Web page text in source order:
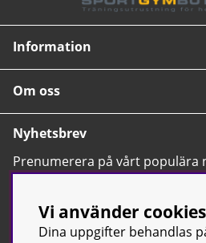
Information
Om oss
Nyhetsbrev
Prenumerera på vårt populära
tips, nyheter och våra allra
Vi använder cookies
Dina uppgifter behandlas